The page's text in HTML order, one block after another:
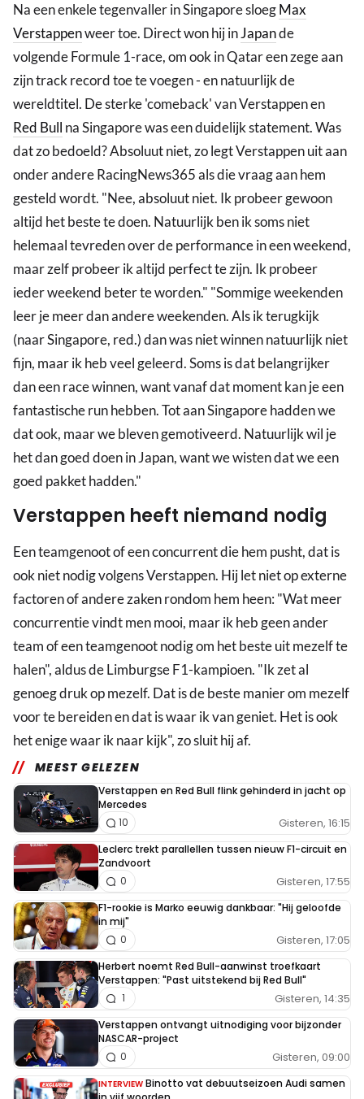
Na een enkele tegenvaller in Singapore sloegMax
Verstappenweer toe. Direct won hij inJapande
volgende Formule 1-race, om ook in Qatar een zege aan
zijn track record toe te voegen - en natuurlijk de
wereldtitel. De sterke 'comeback' van Verstappen en
Red Bull na Singapore was een duidelijk statement. Was
dat zo bedoeld? Absoluut niet, zo legt Verstappen uit aan
onder andere RacingNews365 als die vraag aan hem
gesteld wordt. "Nee, absoluut niet. Ik probeer gewoon
altijd het beste te doen. Natuurlijk ben ik soms niet
helemaal tevreden over de performance in een weekend,
maar zelf probeer ik altijd perfect te zijn. Ik probeer
ieder weekend beter te worden." "Sommige weekenden
leer je meer dan andere weekenden. Als ik terugkijk
(naar Singapore, red.) dan was niet winnen natuurlijk niet
fijn, maar ik heb veel geleerd. Soms is dat belangrijker
dan een race winnen, want vanaf dat moment kan je een
fantastische run hebben. Tot aan Singapore hadden we
dat ook, maar we bleven gemotiveerd. Natuurlijk wil je
het dan goed doen in Japan, want we wisten dat we een
goed pakket hadden."
Verstappen heeft niemand nodig
Een teamgenoot of een concurrent die hem pusht, dat is
ook niet nodig volgens Verstappen. Hij let niet op externe
factoren of andere zaken rondom hem heen: "Wat meer
concurrentie vindt men mooi, maar ik heb geen ander
team of een teamgenoot nodig om het beste uit mezelf te
halen", aldus de Limburgse F1-kampioen. "Ik zet al
genoeg druk op mezelf. Dat is de beste manier om mezelf
voor te bereiden en dat is waar ik van geniet. Het is ook
het enige waar ik naar kijk", zo sluit hij af.
MEEST GELEZEN
Verstappen en Red Bull flink gehinderd in jacht op
Mercedes
Gisteren, 16:15
10
Leclerc trekt parallellen tussen nieuw F1-circuit en
Zandvoort
Gisteren, 17:55
0
F1-rookie is Marko eeuwig dankbaar: "Hij geloofde
in mij"
Gisteren, 17:05
0
Herbert noemt Red Bull-aanwinst troefkaart
Verstappen: "Past uitstekend bij Red Bull"
Gisteren, 14:35
1
Verstappen ontvangt uitnodiging voor bijzonder
NASCAR-project
Gisteren, 09:00
0
INTERVIEW Binotto vat debuutseizoen Audi samen